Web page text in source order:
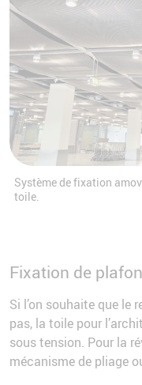
Système de fixation
toile.
Fixation de
Si l’on souhaite que le
pas, la toile pour
sous tension. Pour la
mécanisme de pliage